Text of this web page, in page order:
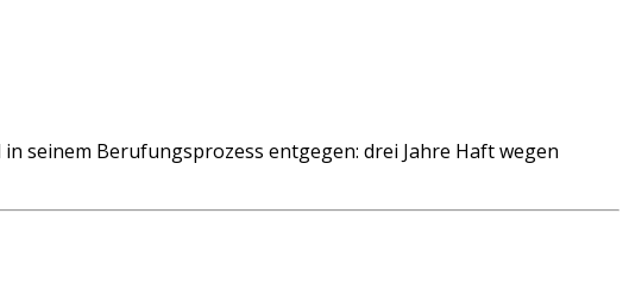
in seinem Berufungsprozess entgegen: drei Jahre Haft wegen